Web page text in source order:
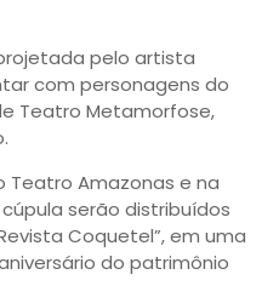
pelo artista
com personagens do
Teatro Metamorfose,
Teatro Amazonas e na
serão distribuídos
Coquetel”, em uma
do patrimônio